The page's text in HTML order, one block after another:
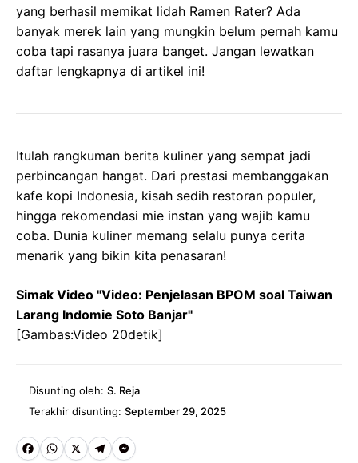
yang berhasil memikat lidah Ramen Rater? Ada
banyak merek lain yang mungkin belum pernah kamu
coba tapi rasanya juara banget. Jangan lewatkan
daftar lengkapnya di artikel ini!
Itulah rangkuman berita kuliner yang sempat jadi
perbincangan hangat. Dari prestasi membanggakan
kafe kopi Indonesia, kisah sedih restoran populer,
hingga rekomendasi mie instan yang wajib kamu
coba. Dunia kuliner memang selalu punya cerita
menarik yang bikin kita penasaran!
Simak Video "Video: Penjelasan BPOM soal Taiwan
Larang Indomie Soto Banjar"
[Gambas:Video 20detik]
Disunting oleh: S. Reja
Terakhir disunting: September 29, 2025
Fa W
X
Te M